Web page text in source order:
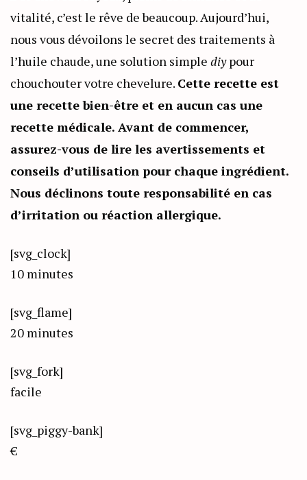
vitalité, c’est le rêve de beaucoup. Aujourd’hui,
nous vous dévoilons le secret des traitements à
l’huile chaude, une solution simple diypour
chouchouter votre chevelure. Cette recette est
une recette bien-être et en aucun cas une
recette médicale. Avant de commencer,
assurez-vous de lire les avertissements et
conseils d’utilisation pour chaque ingrédient.
Nous déclinons toute responsabilité en cas
d’irritation ou réaction allergique.
[svg_clock]
10 minutes
[svg_flame]
20 minutes
[svg_fork]
facile
[svg_piggy-bank]
€